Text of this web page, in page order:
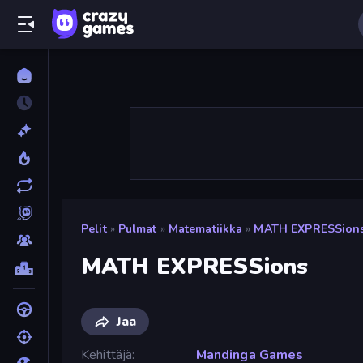
Pelit » Pulmat » Matematiikka » MATH
MATH EXPRESSions
Jaa
Kehittäjä
Mandinga Games